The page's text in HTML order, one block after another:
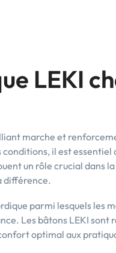
LEKI
marche et
il est essentiel
un rôle crucial dans
différence.
parmi lesquels les
Les bâtons LEKI sont
optimal aux